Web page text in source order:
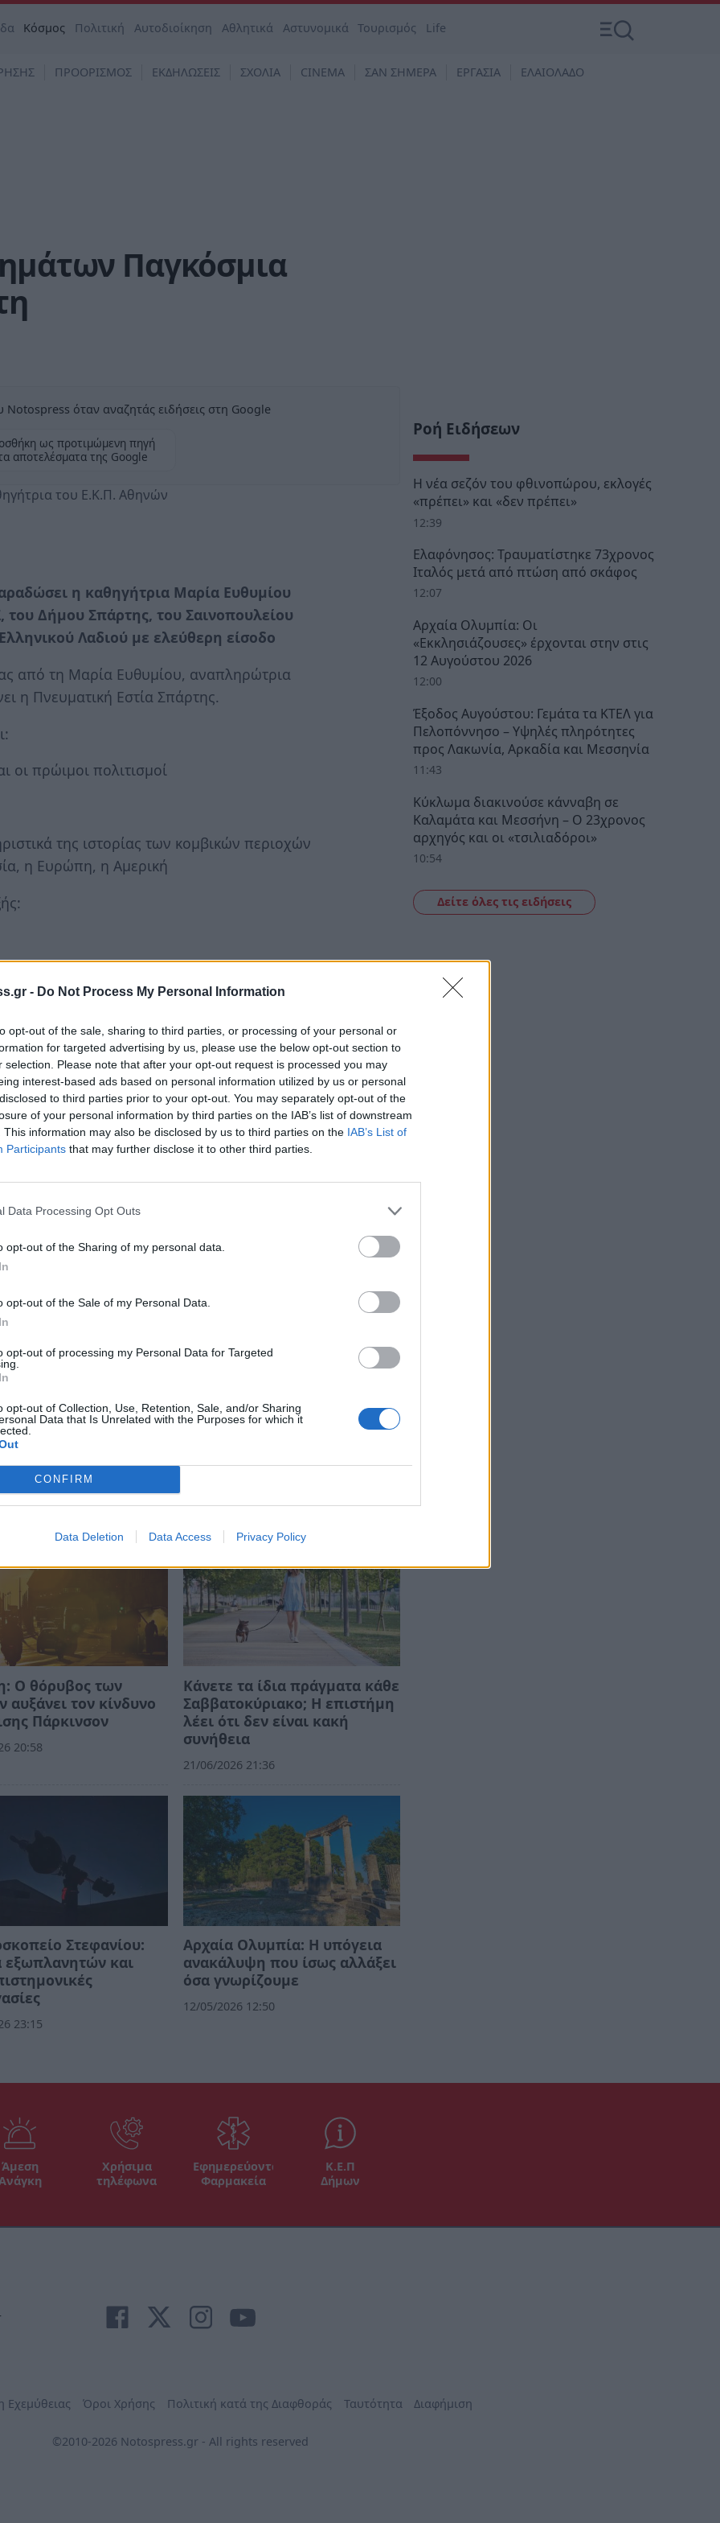
- Do Not Process My Personal Information
opt-out of the sale, sharing to third parties, or processing of your personal or
for targeted advertising by us, please use the below opt-out section to
selection. Please note that after your opt-out request is processed you may
interest-based ads based on personal information utilized by us or personal
to third parties prior to your opt-out. You may separately opt-out of the
of your personal information by third parties on the IAB’s list of downstream
This information may also be disclosed by us to third parties on the IAB’s List of
Participants that may further disclose it to other third parties.
Data Processing Opt Outs
opt-out of the Sharing of my personal data.
opt-out of the Sale of my Personal Data.
opt-out of processing my Personal Data for Targeted
opt-out of Collection, Use, Retention, Sale, and/or Sharing
Data that Is Unrelated with the Purposes for which it
CONFIRM
Data Deletion Data Access Privacy Policy
Κόσμος Πολιτική Αυτοδιοίκηση Αθλητικά Αστυνομικά Τουρισμός Life
ΠΡΟΟΡΙΣΜΟΣ ΕΚΔΗΛΩΣΕΙΣ ΣΧΟΛΙΑ CINEMA ΣΑΝ ΣΗΜΕΡΑ ΕΡΓΑΣΙΑ ΕΛΑΙΟΛΑΔΟ
Παγκόσμια
όταν αναζητάς ειδήσεις στη Google
ως προτιμώμενη πηγή
αποτελέσματα της Google
του Ε.Κ.Π. Αθηνών
η καθηγήτρια Μαρία Ευθυμίου
Δήμου Σπάρτης, του Σαινοπουλείου
Λαδιού με ελεύθερη είσοδο
από τη Μαρία Ευθυμίου, αναπληρώτρια
η Πνευματική Εστία Σπάρτης.
οι πρώιμοι πολιτισμοί
της ιστορίας των κομβικών περιοχών
η Ευρώπη, η Αμερική
Σάββατο 18.00-21.30. Τυχόν αλλαγές των
δελτία τύπου. Τα μαθήματα θα
Εστίας (Λυκούργου & Χαμαρέτου)
(πεζόδρομος Κλεομβρότου) και τις
Ελληνικού Λαδιού.
του Δήμου Σπάρτης
του Πολιτιστικού Ιδρύματος
Λαδιού, του Σαινοπουλείου
Εκπαίδευσης (ΕΛΜΕ) Λακωνίας.
Ο θόρυβος των
αυξάνει τον κίνδυνο
Πάρκινσον
20:58
Κάνετε τα ίδια πράγματα κάθε
Σαββατοκύριακο; Η επιστήμη
λέει ότι δεν είναι κακή
συνήθεια
21/06/2026 21:36
Στεφανίου:
εξωπλανητών και
23:15
Αρχαία Ολυμπία: Η υπόγεια
ανακάλυψη που ίσως αλλάξει
όσα γνωρίζουμε
12/05/2026 12:50
Ροή Ειδήσεων
Η νέα σεζόν του φθινοπώρου, εκλογές
«πρέπει» και «δεν πρέπει»
12:39
Ελαφόνησος: Τραυματίστηκε 73χρονος
Ιταλός μετά από πτώση από σκάφος
12:07
Αρχαία Ολυμπία: Οι
«Εκκλησιάζουσες» έρχονται στην στις
12 Αυγούστου 2026
12:00
Έξοδος Αυγούστου: Γεμάτα τα ΚΤΕΛ για
Πελοπόννησο – Υψηλές πληρότητες
προς Λακωνία, Αρκαδία και Μεσσηνία
11:43
Κύκλωμα διακινούσε κάνναβη σε
Καλαμάτα και Μεσσήνη – Ο 23χρονος
αρχηγός και οι «τσιλιαδόροι»
10:54
Δείτε όλες τις ειδήσεις
Άμεση
Χρήσιμα
τηλέφωνα
Εφημερεύοντα
Φαρμακεία
Κ.Ε.Π
Δήμων
Εχεμύθειας Όροι Χρήσης Πολιτική κατά της Διαφθοράς Ταυτότητα Διαφήμιση
©2010-2026 Notospress.gr - All rights reserved